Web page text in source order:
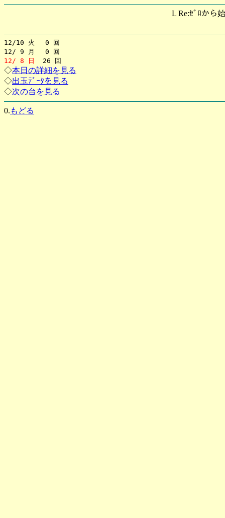
L Re:ｾﾞﾛから
12/10 火 0 回
12/ 9 月 0 回
12/ 8 日
26 回
◇本日の詳細を見る
◇出玉ﾃﾞｰﾀを見る
◇次の台を見る
0. もどる